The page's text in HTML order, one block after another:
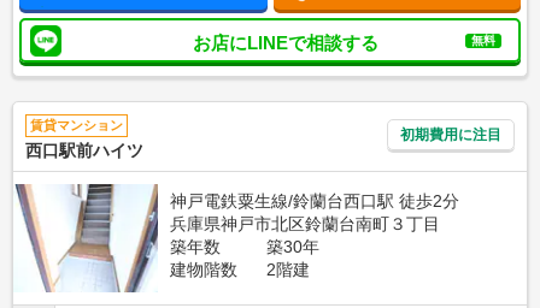
お店にLINEで相談する 無料
賃貸マンション
西口駅前ハイツ
初期費用に注目
神戸電鉄粟生線/鈴蘭台西口駅 徒歩2分
兵庫県神戸市北区鈴蘭台南町３丁目
築年数
築30年
建物階数
2階建